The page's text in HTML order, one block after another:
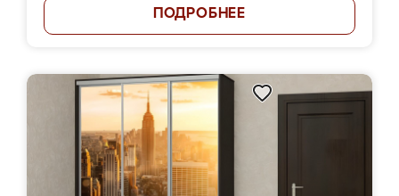
ПОДРОБНЕЕ